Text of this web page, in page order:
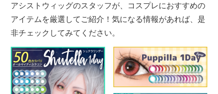
アシストウィッグのスタッフが、コスプレにおすすめの
アイテムを厳選してご紹介！気になる情報があれば、是
非チェックしてみてください。